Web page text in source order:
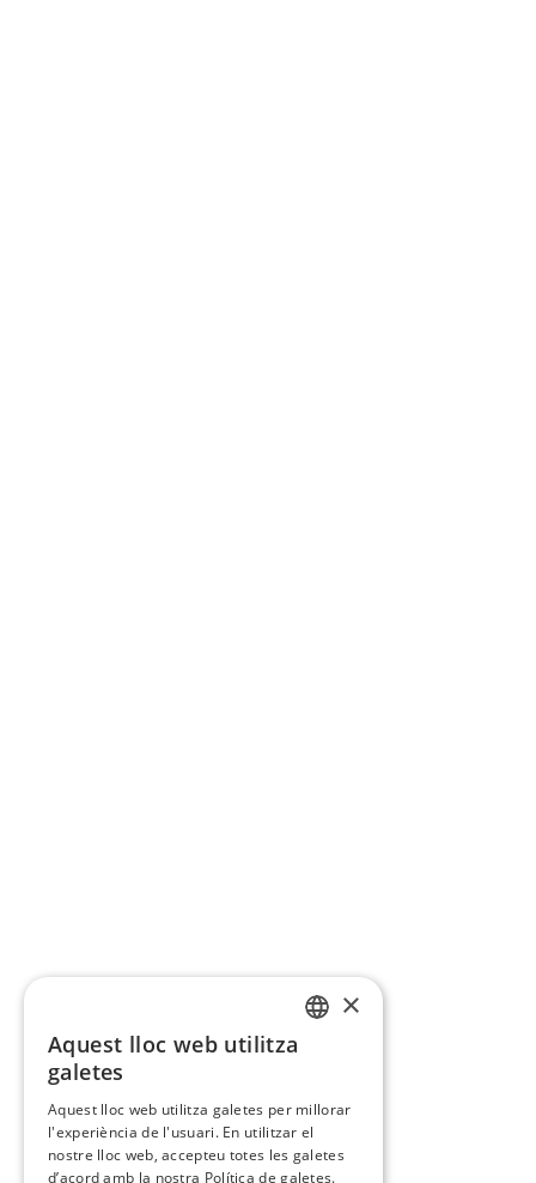
×
Aquest lloc web utilitza
galetes
Aquest lloc web utilitza galetes per millorar
l'experiència de l'usuari. En utilitzar el
nostre lloc web, accepteu totes les galetes
d’acord amb la nostra Política de galetes.